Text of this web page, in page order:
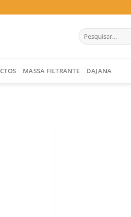
Pesquisar
por:
MASSA FILTRANTE DAJANA